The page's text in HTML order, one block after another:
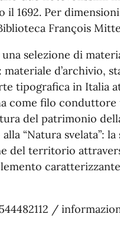
il 1692. Per
François
selezione di
d’archivio,
tipografica in Italia
come filo
del patrimonio
“Natura svelata”:
del territorio
/